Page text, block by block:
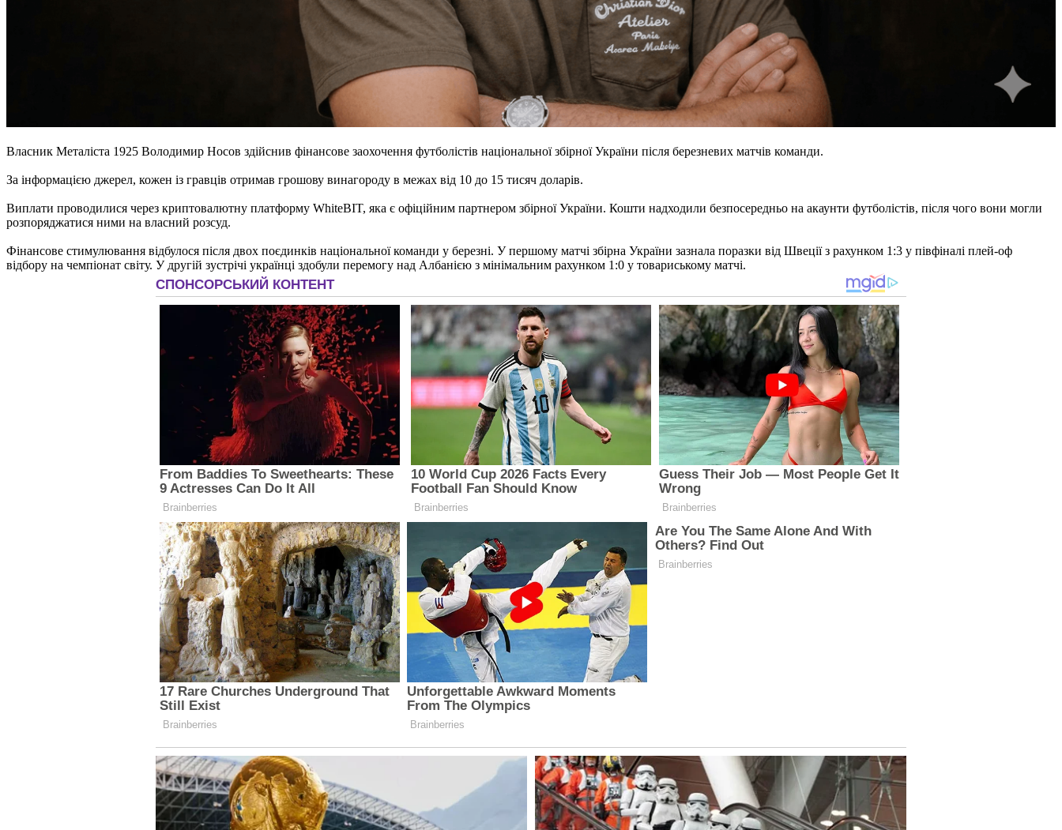
Власник Металіста 1925 Володимир Носов здійснив фінансове заохочення футболістів національної збірної України після березневих матчів команди.
За інформацією джерел, кожен із гравців отримав грошову винагороду в межах від 10 до 15 тисяч доларів.
Виплати проводилися через криптовалютну платформу WhiteBIT, яка є офіційним партнером збірної України. Кошти надходили безпосередньо на акаунти футболістів, після чого вони могли
розпоряджатися ними на власний розсуд.
Фінансове стимулювання відбулося після двох поєдинків національної команди у березні. У першому матчі збірна України зазнала поразки від Швеції з рахунком 1:3 у півфіналі плей-оф
відбору на чемпіонат світу. У другій зустрічі українці здобули перемогу над Албанією з мінімальним рахунком 1:0 у товариському матчі.